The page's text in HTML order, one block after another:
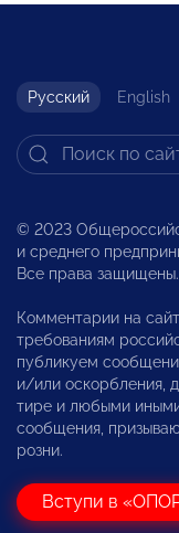
Русский English
© 2023
и среднего
Все права защищены.
Комментарии на
требованиям
публикуем
и/или оскорбления,
тире и любыми
сообщения,
розни.
Вступи в